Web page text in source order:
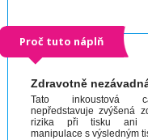
Proč tuto náplň
Zdravotně
Tato inkoustová
nepředstavuje zvýšená
rizika při tisku ani
manipulace s výsledným